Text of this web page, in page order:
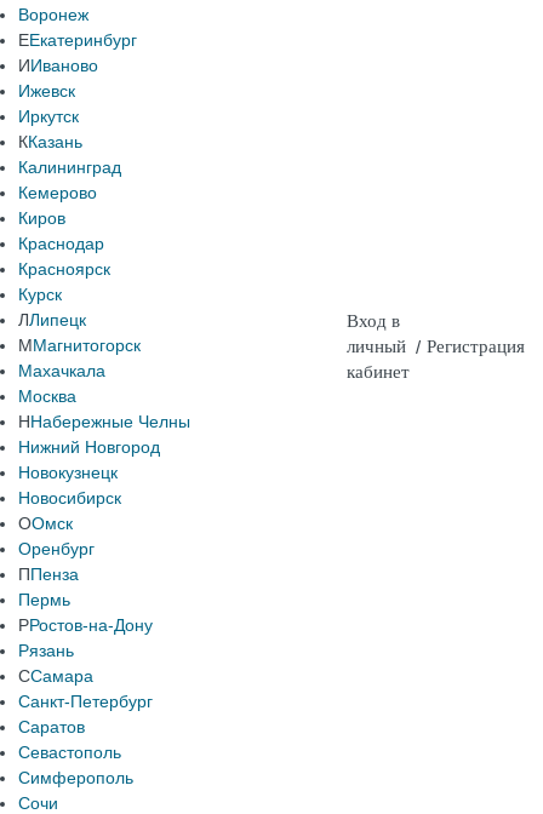
Воронеж
ЕЕкатеринбург
ИИваново
Ижевск
Иркутск
ККазань
Калининград
Кемерово
Киров
Краснодар
Красноярск
Курск
ЛЛипецк
ММагнитогорск
Махачкала
Москва
ННабережные Челны
Нижний Новгород
Новокузнецк
Новосибирск
ООмск
Оренбург
ППенза
Пермь
РРостов-на-Дону
Рязань
ССамара
Санкт-Петербург
Саратов
Севастополь
Симферополь
Сочи
Вход в
личный
кабинет
/ Регистрация